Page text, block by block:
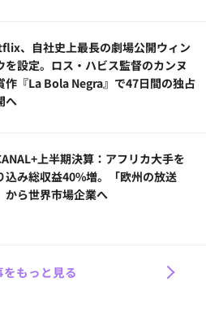
、自社史上最長の劇場公開ウィン
を設定。ロス・ハビス監督のカンヌ
作『La Bola Negra』で47日間の独占
へ
上半期決算：アフリカ大手を
込み総収益40%増。「欧州の放送
から世界市場企業へ
もっと見る